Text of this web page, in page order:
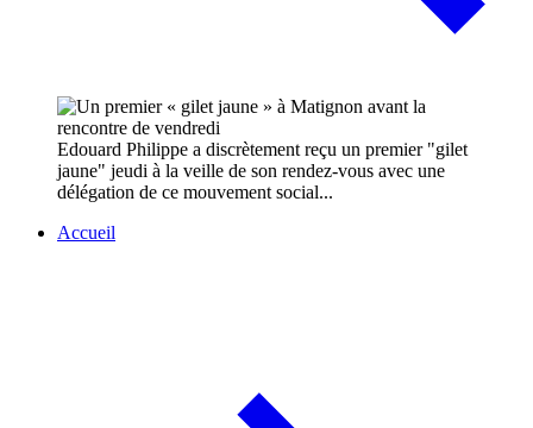
Edouard Philippe a discrètement reçu un premier "gilet
jaune" jeudi à la veille de son rendez-vous avec une
délégation de ce mouvement social...
Accueil